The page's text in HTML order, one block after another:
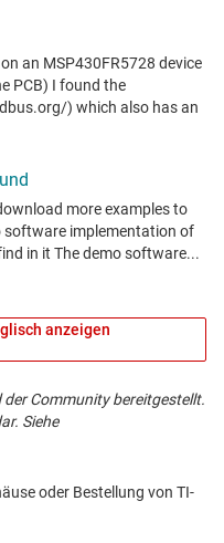
anzeigen
Community bereitgestellt.
Siehe
oder Bestellung von TI-